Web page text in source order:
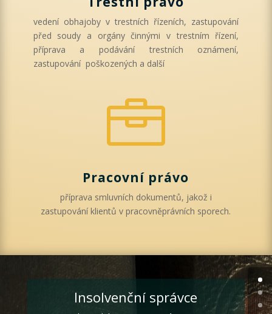
vedení obhajoby v trestních řízeních, zastupování
před soudy a orgány činnými v trestním řízení,
příprava a podávání trestních oznámení,
zastupování poškozených a další

Pracovní právo
příprava smluvních dokumentů, jakož i
zastupování klientů v pracovněprávních sporech.
Insolvenční správce